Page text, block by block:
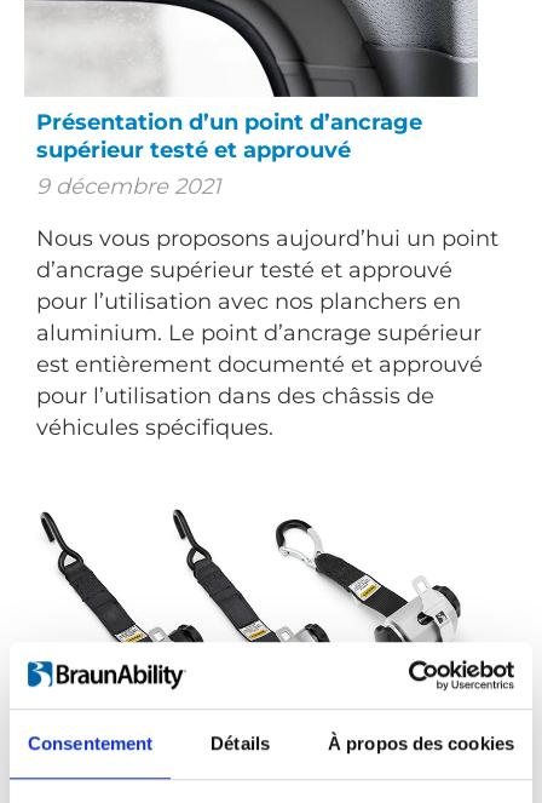
Consentement Détails À propos des cookies
Présentation d’un point d’ancrage
supérieur testé et approuvé
9 décembre 2021
Nous vous proposons aujourd’hui un point
d’ancrage supérieur testé et approuvé
pour l’utilisation avec nos planchers en
aluminium. Le point d’ancrage supérieur
est entièrement documenté et approuvé
pour l’utilisation dans des châssis de
véhicules spécifiques.
Présentation de la gamme Compact de